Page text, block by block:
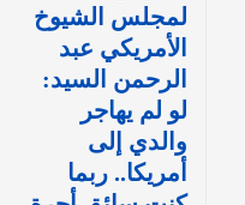
لمجلس الشيوخ
الأمريكي عبد
الرحمن السيد:
لو لم يهاجر
والدي إلى
أمريكا.. ربما